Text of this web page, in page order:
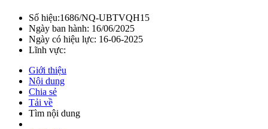
Số hiệu:1686/NQ-UBTVQH15
Ngày ban hành: 16/06/2025
Ngày có hiệu lực: 16-06-2025
Lĩnh vực:
Giới thiệu
Nội dung
Chia sẻ
Tải về
Tìm nội dung